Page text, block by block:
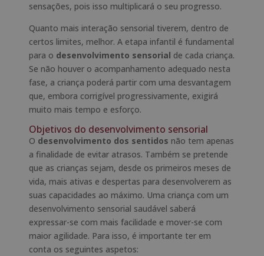
sensações, pois isso multiplicará o seu progresso.
Quanto mais interação sensorial tiverem, dentro de
certos limites, melhor. A etapa infantil é fundamental
para o desenvolvimento sensorial de cada criança.
Se não houver o acompanhamento adequado nesta
fase, a criança poderá partir com uma desvantagem
que, embora corrigível progressivamente, exigirá
muito mais tempo e esforço.
Objetivos do desenvolvimento sensorial
O desenvolvimento dos sentidos não tem apenas
a finalidade de evitar atrasos. Também se pretende
que as crianças sejam, desde os primeiros meses de
vida, mais ativas e despertas para desenvolverem as
suas capacidades ao máximo. Uma criança com um
desenvolvimento sensorial saudável saberá
expressar-se com mais facilidade e mover-se com
maior agilidade. Para isso, é importante ter em
conta os seguintes aspetos: